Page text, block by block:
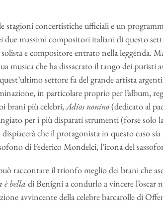
stagioni concertistiche ufficiali e un
massimi compositori italiani di questo
e compositore entrato nella leggenda.
musica che ha dissacrato il tango dei puristi
settore fa del grande artista
in particolare proprio per l’album,
brani più celebri,Adios nonino(dedicato al
per i più disparati strumenti (forse solo
che il protagonista in questo caso
di Federico Mondelci, l’icona del
raccontare il trionfo meglio dei brani che
è bella di Benigni a condurlo a vincere l’oscar
avvincente della celebre barcarolle di